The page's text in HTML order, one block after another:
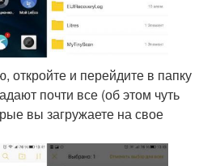
откройте и перейдите в папку
почти все (об этом чуть
вы загружаете на свое